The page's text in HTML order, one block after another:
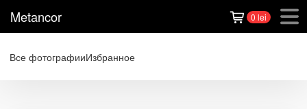
Metancor 0 lei
Все фотографииИзбранное